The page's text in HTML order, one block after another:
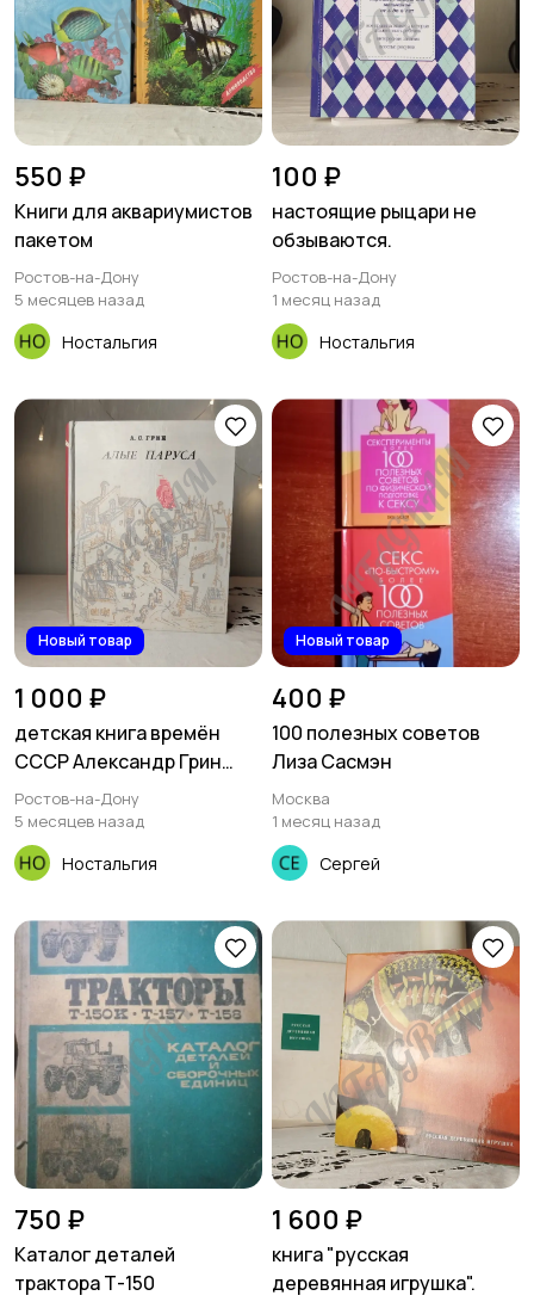
550 ₽
Книги для аквариумистов
пакетом
Ростов-на-Дону
5 месяцев назад
Ностальгия
100 ₽
настоящие рыцари не
обзываются.
Ростов-на-Дону
1 месяц назад
Ностальгия
Новый товар
1 000 ₽
детская книга времён
СССР Александр Грин
алые паруса
Ростов-на-Дону
5 месяцев назад
Ностальгия
Новый товар
400 ₽
100 полезных советов
Лиза Сасмэн
Москва
1 месяц назад
Сергей
750 ₽
Каталог деталей
трактора Т-150
1 600 ₽
книга "русская
деревянная игрушка".